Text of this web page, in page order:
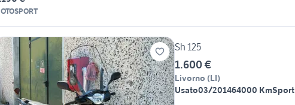
Sh 125
1.600 €
Livorno (LI)
Usato03/201464000 KmSport